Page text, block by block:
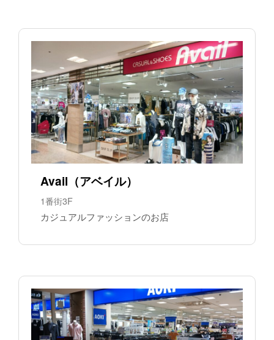
Avail（アベイル）
1番街3F
カジュアルファッションのお店